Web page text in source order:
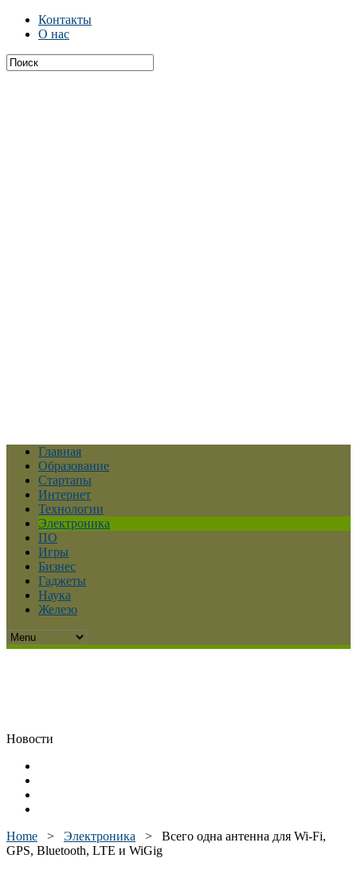
Контакты
О нас
Главная
Образование
Стартапы
Интернет
Технологии
Электроника
ПО
Игры
Бизнес
Гаджеты
Наука
Железо
Новости
Home > Электроника > Всего одна антенна для Wi-Fi,
GPS, Bluetooth, LTE и WiGig